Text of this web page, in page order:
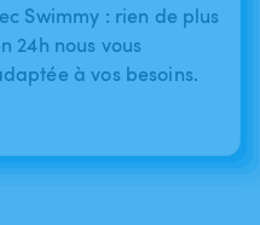
Swimmy : rien de plus
24h nous vous
à vos besoins.